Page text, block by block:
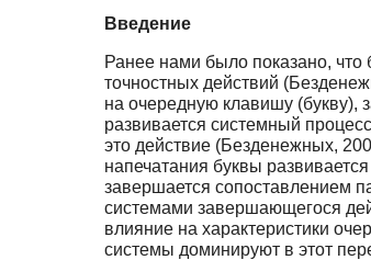
Введение
Ранее нами было показано, что
точностных действий
на очередную клавишу (букву),
развивается системный
это действие (Безденежных,
напечатания буквы
завершается сопоставлением
системами завершающегося
влияние на характеристики
системы доминируют в этот